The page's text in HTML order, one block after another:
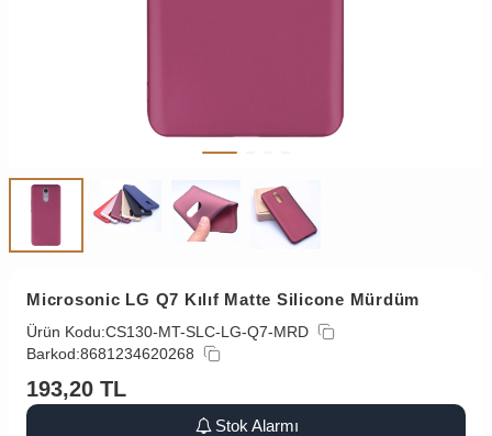
Microsonic LG Q7 Kılıf Matte Silicone Mürdüm
Ürün Kodu:CS130-MT-SLC-LG-Q7-MRD
Barkod:8681234620268
193,20 TL
Stok Alarmı